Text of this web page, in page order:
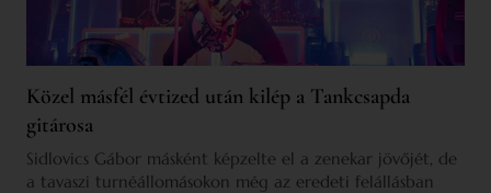
Közel másfél évtized után kilép a Tankcsapda
gitárosa
Sidlovics Gábor másként képzelte el a zenekar jövőjét, de
a tavaszi turnéállomásokon még az eredeti felállásban